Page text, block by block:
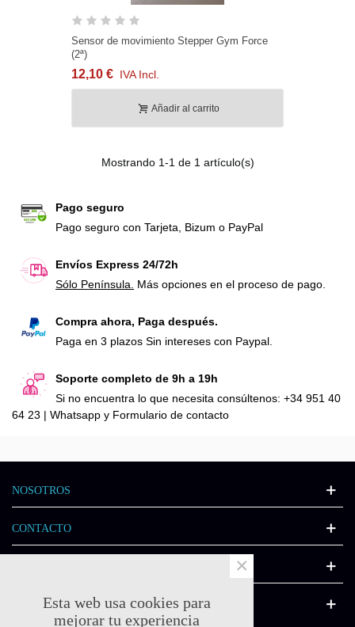
Sensor de movimiento Stepper Gym Force
(2ª)
12,10 € IVA Incl.
Añadir al carrito
Mostrando 1-1 de 1 artículo(s)
Pago seguro
Pago seguro con Tarjeta, Bizum o PayPal
Envíos Express 24/72h
Sólo Península.
Más opciones en el proceso de pago.
Compra ahora, Paga después.
Paga en 3 plazos Sin intereses con Paypal.
Soporte completo de 9h a 19h
Si no encuentra lo que necesita consúltenos: +34 951 40
64 23 | Whatsapp y Formulario de contacto
NOSOTROS
CONTACTO
CATÁLOGOEsta web usa cookies para
mejorar tu experiencia
×